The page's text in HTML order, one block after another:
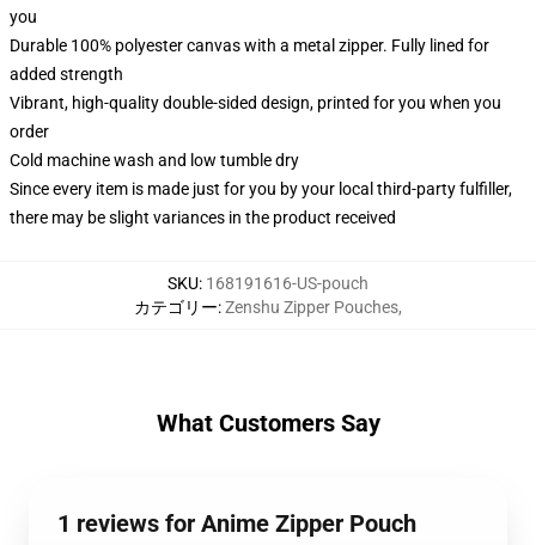
you
Durable 100% polyester canvas with a metal zipper. Fully lined for
added strength
Vibrant, high-quality double-sided design, printed for you when you
order
Cold machine wash and low tumble dry
Since every item is made just for you by your local third-party fulfiller,
there may be slight variances in the product received
SKU: 168191616-US-pouch
カテゴリー:Zenshu Zipper Pouches,
What Customers Say
1 reviews for Anime Zipper Pouch